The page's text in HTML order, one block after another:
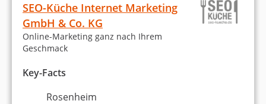
SEO-Küche Internet Marketing
GmbH & Co. KG
Online-Marketing ganz nach Ihrem
Geschmack
Key-Facts
Rosenheim